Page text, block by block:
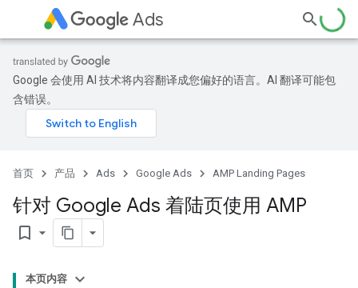
Ads
Google 会使用 AI 技术将内容翻译成您偏好的语言。AI 翻译可能包
含错误。
首页 产品 Ads Google Ads AMP Landing Pages
针对 Google Ads 着陆页使用 AMP
bookmark_border
本页内容